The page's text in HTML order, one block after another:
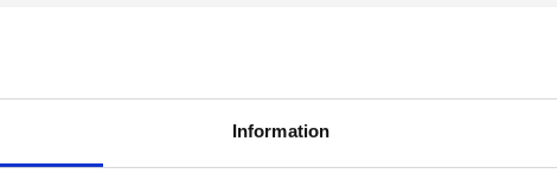
Information